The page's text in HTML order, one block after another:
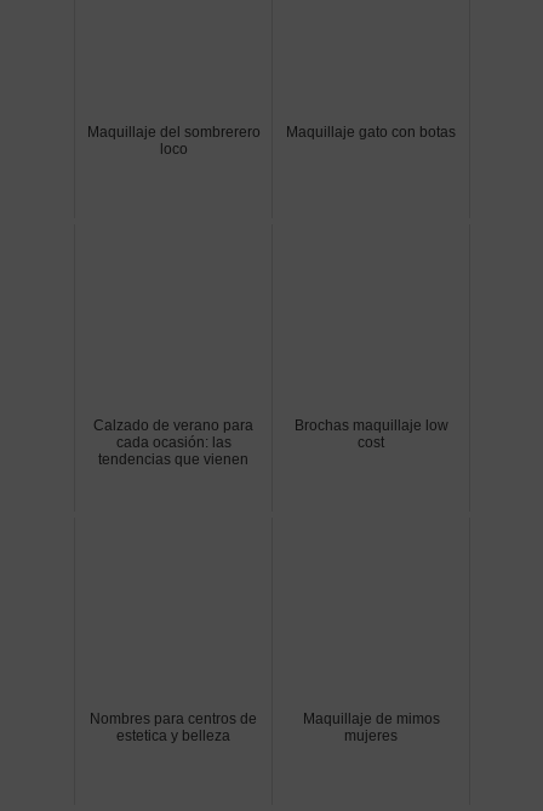
Maquillaje del sombrerero
loco
Maquillaje gato con botas
Calzado de verano para
cada ocasión: las
tendencias que vienen
Brochas maquillaje low
cost
Nombres para centros de
estetica y belleza
Maquillaje de mimos
mujeres